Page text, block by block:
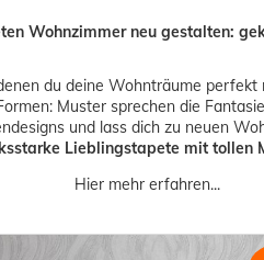
Wohnzimmer neu gestalten:
du deine Wohnträume
Muster sprechen die
und lass dich zu neuen
Lieblingstapete mit tollen
Hier mehr erfahren...